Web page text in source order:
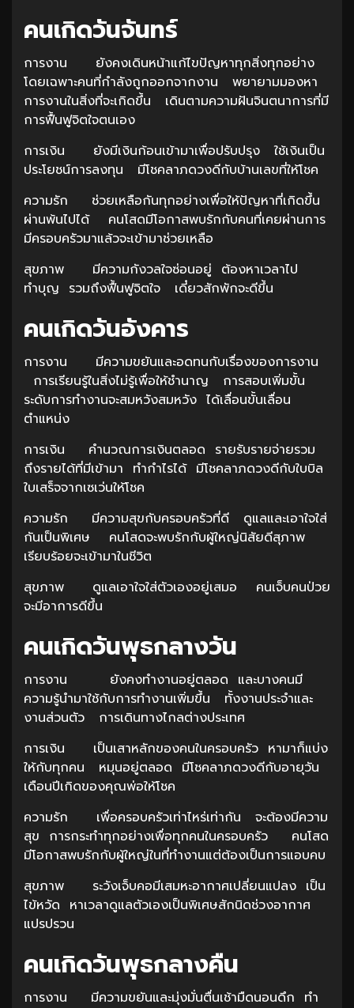
คนเกิดวันจันทร์
การงาน ยังคงเดินหน้าแก้ไขปัญหาทุกสิ่งทุกอย่าง
โดยเฉพาะคนที่กำลังถูกออกจากงาน พยายามมองหา
การงานในสิ่งที่จะเกิดขึ้น เดินตามความฝันจินตนาการที่มี
การฟื้นฟูจิตใจตนเอง
การเงิน ยังมีเงินก้อนเข้ามาเพื่อปรับปรุง ใช้เงินเป็น
ประโยชน์การลงทุน มีโชคลาภดวงดีกับบ้านเลขที่ให้โชค
ความรัก ช่วยเหลือกันทุกอย่างเพื่อให้ปัญหาที่เกิดขึ้น
ผ่านพ้นไปได้ คนโสดมีโอกาสพบรักกับคนที่เคยผ่านการ
มีครอบครัวมาแล้วจะเข้ามาช่วยเหลือ
สุขภาพ มีความกังวลใจซ่อนอยู่ ต้องหาเวลาไป
ทำบุญ รวมถึงฟื้นฟูจิตใจ เดี๋ยวสักพักจะดีขึ้น
คนเกิดวันอังคาร
การงาน มีความขยันและอดทนกับเรื่องของการงาน
การเรียนรู้ในสิ่งไม่รู้เพื่อให้ชำนาญ การสอบเพิ่มขั้น
ระดับการทำงานจะสมหวังสมหวัง ได้เลื่อนขั้นเลื่อน
ตำแหน่ง
การเงิน คำนวณการเงินตลอด รายรับรายจ่ายรวม
ถึงรายได้ที่มีเข้ามา ทำกำไรได้ มีโชคลาภดวงดีกับใบบิล
ใบเสร็จจากเซเว่นให้โชค
ความรัก มีความสุขกับครอบครัวที่ดี ดูแลและเอาใจใส่
กันเป็นพิเศษ คนโสดจะพบรักกับผู้ใหญ่นิสัยดีสุภาพ
เรียบร้อยจะเข้ามาในชีวิต
สุขภาพ ดูแลเอาใจใส่ตัวเองอยู่เสมอ คนเจ็บคนป่วย
จะมีอาการดีขึ้น
คนเกิดวันพุธกลางวัน
การงาน ยังคงทำงานอยู่ตลอด และบางคนมี
ความรู้นำมาใช้กับการทำงานเพิ่มขึ้น ทั้งงานประจำและ
งานส่วนตัว การเดินทางไกลต่างประเทศ
การเงิน เป็นเสาหลักของคนในครอบครัว หามาก็แบ่ง
ให้กับทุกคน หมุนอยู่ตลอด มีโชคลาภดวงดีกับอายุวัน
เดือนปีเกิดของคุณพ่อให้โชค
ความรัก เพื่อครอบครัวเท่าไหร่เท่ากัน จะต้องมีความ
สุข การกระทำทุกอย่างเพื่อทุกคนในครอบครัว คนโสด
มีโอกาสพบรักกับผู้ใหญ่ในที่ทำงานแต่ต้องเป็นการแอบคบ
สุขภาพ ระวังเจ็บคอมีเสมหะอากาศเปลี่ยนแปลง เป็น
ไข้หวัด หาเวลาดูแลตัวเองเป็นพิเศษสักนิดช่วงอากาศ
แปรปรวน
คนเกิดวันพุธกลางคืน
การงาน มีความขยันและมุ่งมั่นตื่นเช้ามืดนอนดึก ทำ